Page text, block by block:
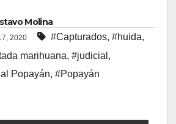
Molina
2020 #Capturados, #huida,
marihuana, #judicial ,
Popayán, #Popayán